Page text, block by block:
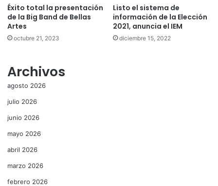
Éxito total la presentación
de la Big Band de Bellas
Artes
octubre 21, 2023
Listo el sistema de
información de la Elección
2021, anuncia el IEM
diciembre 15, 2022
Archivos
agosto 2026
julio 2026
junio 2026
mayo 2026
abril 2026
marzo 2026
febrero 2026